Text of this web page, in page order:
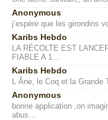
Anonymous
j’espère que les girondins
Karibs Hebdo
LA RÉCOLTE EST
FIABLE A 1…
Karibs Hebdo
L Âne, le Coq et la
Anonymous
bonne application ,on
abus…